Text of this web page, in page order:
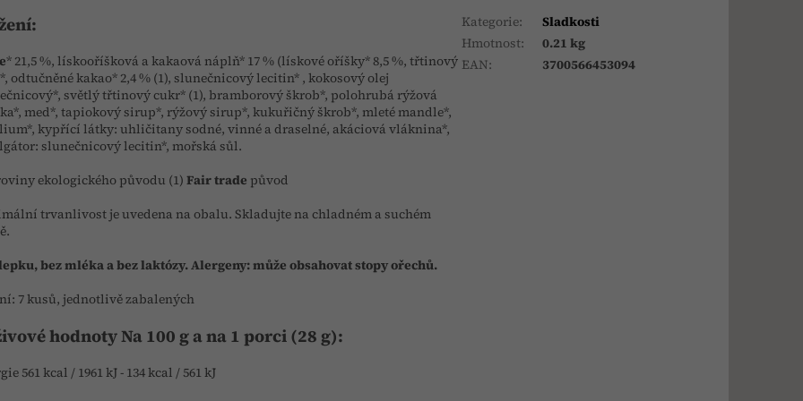
* 21,5 %, lískooříšková a kakaová náplň* 17 % (lískové oříšky* 8,5 %, třtinový
odtučněné kakao* 2,4 % (1), slunečnicový lecitin* , kokosový olej
světlý třtinový cukr* (1), bramborový škrob*, polohrubá rýžová
med*, tapiokový sirup*, rýžový sirup*, kukuřičný škrob*, mleté mandle*,
kypřící látky: uhličitany sodné, vinné a draselné, akáciová vláknina*,
slunečnicový lecitin*, mořská sůl.
ekologického původu (1) Fair trade původ
trvanlivost je uvedena na obalu. Skladujte na chladném a suchém
bez mléka a bez laktózy. Alergeny: může obsahovat stopy ořechů.
7 kusů, jednotlivě zabalených
hodnoty Na 100 g a na 1 porci (28 g):
561 kcal / 1961 kJ - 134 kcal / 561 kJ
Kategorie:
Sladkosti
Hmotnost:
0.21 kg
EAN: 3700566453094